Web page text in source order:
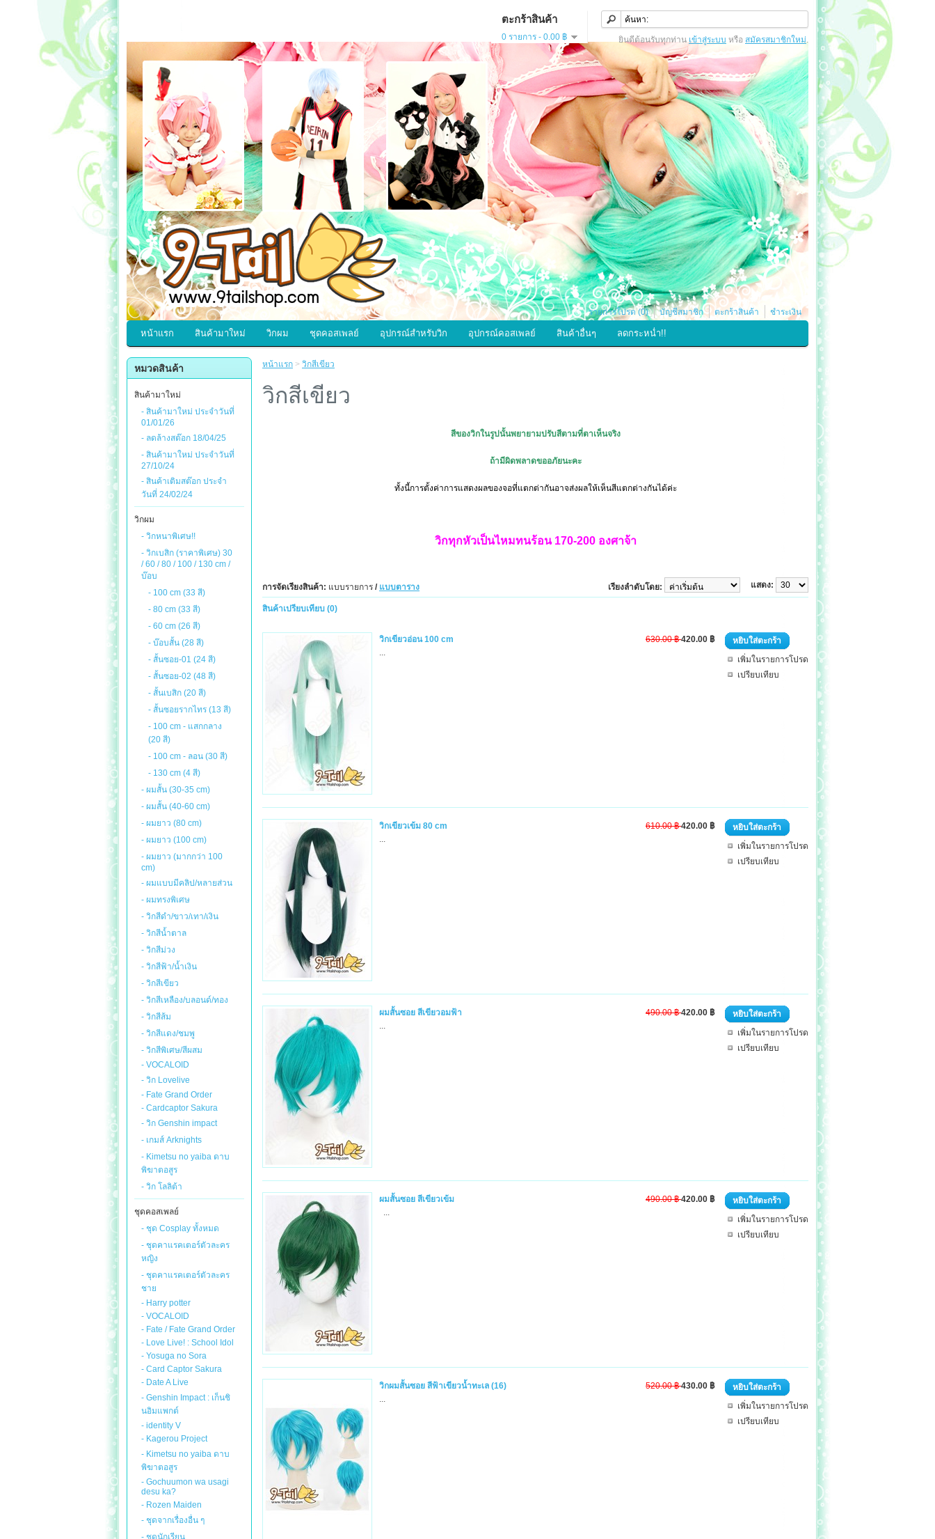
ตะกร้าสินค้า
0 รายการ - 0.00 ฿ ยินดีต้อนรับทุกท่าน เข้าสู่ระบบ หรือ สมัครสมาชิกใหม่.
รายการโปรด (0) บัญชีสมาชิก ตะกร้าสินค้า ชำระเงิน
หน้าแรก สินค้ามาใหม่ วิกผม ชุดคอสเพลย์ อุปกรณ์สำหรับวิก อุปกรณ์คอสเพลย์ สินค้าอื่นๆ ลดกระหน่ำ!!
หมวดสินค้า
สินค้ามาใหม่
- สินค้ามาใหม่ ประจำวันที่
01/01/26
- ลดล้างสต๊อก 18/04/25
- สินค้ามาใหม่ ประจำวันที่
27/10/24
- สินค้าเติมสต๊อก ประจำ
วันที่ 24/02/24
วิกผม
- วิกหนาพิเศษ!!
- วิกเบสิก (ราคาพิเศษ) 30
/ 60 / 80 / 100 / 130 cm /
บ๊อบ
- 100 cm (33 สี)
- 80 cm (33 สี)
- 60 cm (26 สี)
- บ๊อบสั้น (28 สี)
- สั้นซอย-01 (24 สี)
- สั้นซอย-02 (48 สี)
- สั้นเบสิก (20 สี)
- สั้นซอยรากไทร (13 สี)
- 100 cm - แสกกลาง
(20 สี)
- 100 cm - ลอน (30 สี)
- 130 cm (4 สี)
- ผมสั้น (30-35 cm)
- ผมสั้น (40-60 cm)
- ผมยาว (80 cm)
- ผมยาว (100 cm)
- ผมยาว (มากกว่า 100
cm)
- ผมแบบมีคลิป/หลายส่วน
- ผมทรงพิเศษ
- วิกสีดำ/ขาว/เทา/เงิน
- วิกสีน้ำตาล
- วิกสีม่วง
- วิกสีฟ้า/น้ำเงิน
- วิกสีเขียว
- วิกสีเหลือง/บลอนด์/ทอง
- วิกสีส้ม
- วิกสีแดง/ชมพู
- วิกสีพิเศษ/สีผสม
- VOCALOID
- วิก Lovelive
- Fate Grand Order
- Cardcaptor Sakura
- วิก Genshin impact
- เกมส์ Arknights
- Kimetsu no yaiba ดาบ
พิฆาตอสูร
- วิก โลลิต้า
ชุดคอสเพลย์
- ชุด Cosplay ทั้งหมด
- ชุดคาแรคเตอร์ตัวละคร
หญิง
- ชุดคาแรคเตอร์ตัวละคร
ชาย
- Harry potter
- VOCALOID
- Fate / Fate Grand Order
- Love Live! : School Idol
- Yosuga no Sora
- Card Captor Sakura
- Date A Live
- Genshin Impact : เก็นชิ
นอิมแพกต์
- identity V
- Kagerou Project
- Kimetsu no yaiba ดาบ
พิฆาตอสูร
- Gochuumon wa usagi
desu ka?
- Rozen Maiden
- ชุดจากเรื่องอื่น ๆ
- ชุดนักเรียน
หน้าแรก > วิกสีเขียว
วิกสีเขียว
สีของวิกในรูปนั้นพยายามปรับสีตามที่ตาเห็นจริง
ถ้ามีผิดพลาดขออภัยนะคะ
ทั้งนี้การตั้งค่าการแสดงผลของจอที่แตกต่ากันอาจส่งผลให้เห็นสีแตกต่างกันได้ค่ะ
วิกทุกหัวเป็นไหมทนร้อน 170-200 องศาจ้า
การจัดเรียงสินค้า: แบบรายการ / แบบตาราง แสดง:
เรียงลำดับโดย:
สินค้าเปรียบเทียบ (0)
หยิบใส่ตะกร้า
เพิ่มในรายการโปรด
เปรียบเทียบ
630.00 ฿420.00 ฿
วิกเขียวอ่อน 100 cm
...
หยิบใส่ตะกร้า
เพิ่มในรายการโปรด
เปรียบเทียบ
610.00 ฿420.00 ฿
วิกเขียวเข้ม 80 cm
...
หยิบใส่ตะกร้า
เพิ่มในรายการโปรด
เปรียบเทียบ
490.00 ฿420.00 ฿
ผมสั้นซอย สีเขียวอมฟ้า
...
หยิบใส่ตะกร้า
เพิ่มในรายการโปรด
เปรียบเทียบ
490.00 ฿420.00 ฿
ผมสั้นซอย สีเขียวเข้ม
...
หยิบใส่ตะกร้า
เพิ่มในรายการโปรด
เปรียบเทียบ
520.00 ฿430.00 ฿
วิกผมสั้นซอย สีฟ้าเขียวน้ำทะเล (16)
...